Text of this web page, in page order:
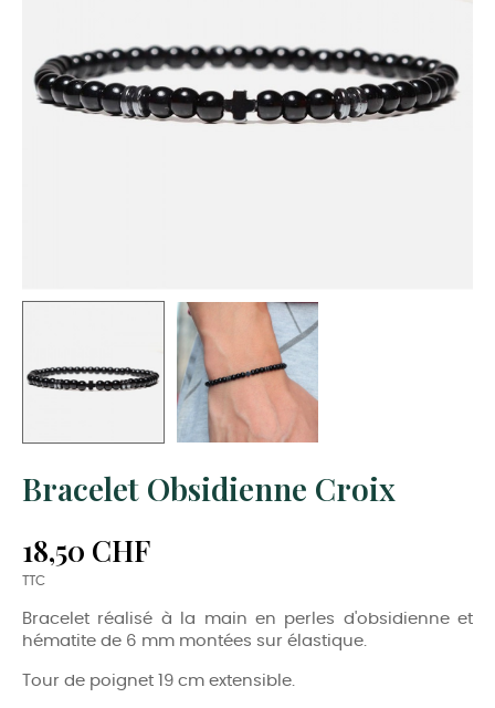
Bracelet Obsidienne Croix
18,50 CHF
TTC
Bracelet réalisé à la main en perles d'obsidienne et
hématite de 6 mm montées sur élastique.
Tour de poignet 19 cm extensible.